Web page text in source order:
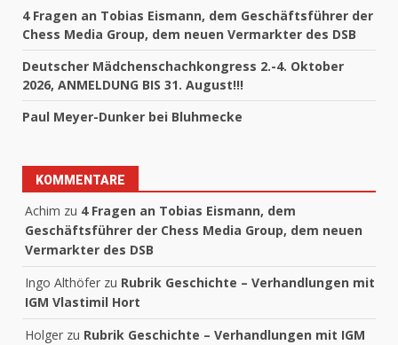
4 Fragen an Tobias Eismann, dem Geschäftsführer der
Chess Media Group, dem neuen Vermarkter des DSB
Deutscher Mädchenschachkongress 2.-4. Oktober
2026, ANMELDUNG BIS 31. August!!!
Paul Meyer-Dunker bei Bluhmecke
KOMMENTARE
Achim zu 4 Fragen an Tobias Eismann, dem
Geschäftsführer der Chess Media Group, dem neuen
Vermarkter des DSB
Ingo Althöfer zu Rubrik Geschichte – Verhandlungen mit
IGM Vlastimil Hort
Holger zu Rubrik Geschichte – Verhandlungen mit IGM